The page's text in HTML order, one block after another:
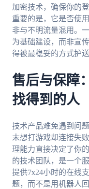
加密技术，确保你的
重要的是，它是否使
非与不明流量混用。
为基础建设，而非宣
得被最稳妥的方式护送
售后与保障
找得到的人
技术产品难免遇到问
末想打游戏却连接失
理能力直接决定了你
的技术团队，是一个
提供7x24小时的在线
题，而不是用机器人